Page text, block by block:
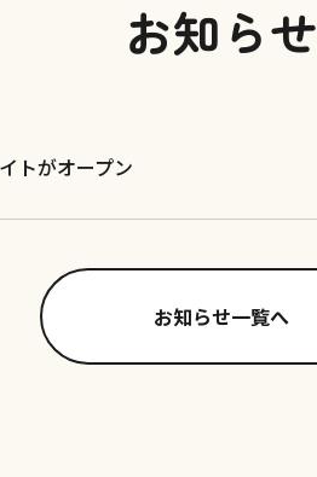
お知らせ
トがオープン
お知らせ一覧へ